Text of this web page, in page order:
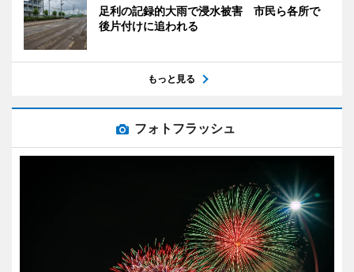
足利の記録的大雨で浸水被害 市民ら各所で
後片付けに追われる
もっと見る
フォトフラッシュ